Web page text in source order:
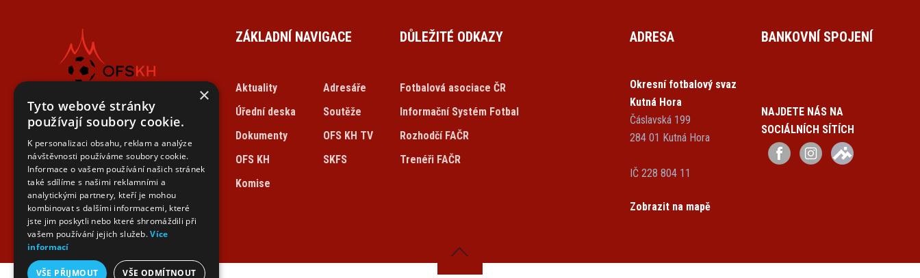
OKRESNÍ
FOTBALOVÝ SVAZ
KUTNÁ HORA
ZÁKLADNÍ NAVIGACE
Aktuality
Úřední deska
Dokumenty
OFS KH
Komise
Adresáře
Soutěže
OFS KH TV
SKFS
DŮLEŽITÉ ODKAZY
Fotbalová asociace ČR
Informační Systém Fotbal
Rozhodčí FAČR
Trenéři FAČR
ADRESA
Okresní fotbalový svaz
Kutná Hora
Čáslavská 199
284 01 Kutná Hora
IČ 228 804 11
Zobrazit na mapě
BANKOVNÍ SPOJENÍ
NAJDETE NÁS NA
SOCIÁLNÍCH SÍTÍCH
×
Tyto webové stránky
používají soubory cookie.
K personalizaci obsahu, reklam a analýze
návštěvnosti používáme soubory cookie.
Informace o vašem používání našich stránek
také sdílíme s našimi reklamními a
analytickými partnery, kteří je mohou
kombinovat s dalšími informacemi, které
jste jim poskytli nebo které shromáždili při
vašem používání jejich služeb.Více
informací
VŠE PŘIJMOUT VŠE ODMÍTNOUT